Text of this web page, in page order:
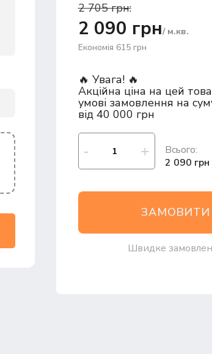
2 705 грн:
2 090 грн/ м.кв.
Економія 615 грн
🔥 Увага! 🔥
Акційна ціна на цей
умові замовлення на
від 40 000 грн
Всього:
2 090 грн
ЗАМОВИТИ
Швидке